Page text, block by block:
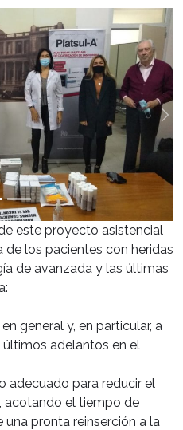
este proyecto asistencial
de los pacientes con heridas
de avanzada y las últimas
general y, en particular, a
adelantos en el
adecuado para reducir el
acotando el tiempo de
pronta reinserción a la